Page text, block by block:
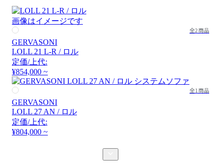
画像はイメージです
全2商品
GERVASONI
LOLL 21 L-R / ロル
定価/上代:
¥854,000 ~
全1商品
GERVASONI
LOLL 27 AN / ロル
定価/上代:
¥804,000 ~